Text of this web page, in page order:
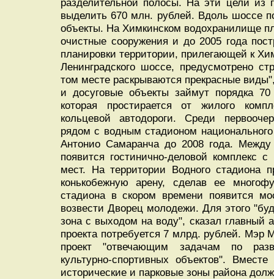
разделительной полосы. На эти цели из
выделить 670 млн. рублей. Вдоль шоссе
объекты. На Химкинском водохранилище
очистные сооружения и до 2005 года
планировки территории, прилегающей к
Ленинградского шоссе, предусмотрено
том месте раскрываются прекрасные
и досуговые объекты займут порядка
которая простирается от жилого
кольцевой автодороги. Среди
рядом с водным стадионом
Антонио Самаранча до 2008 года.
появится гостинично-деловой комплекс
мест. На территории Водного стадиона
конькобежную арену, сделав ее
стадиона в скором времени появится
возвести Дворец молодежи. Для этого
зона с выходом на воду", сказал главный
проекта потребуется 7 млрд. рублей. Мэр
проект "отвечающим задачам по
культурно-спортивных объектов".
исторические и парковые зоны района